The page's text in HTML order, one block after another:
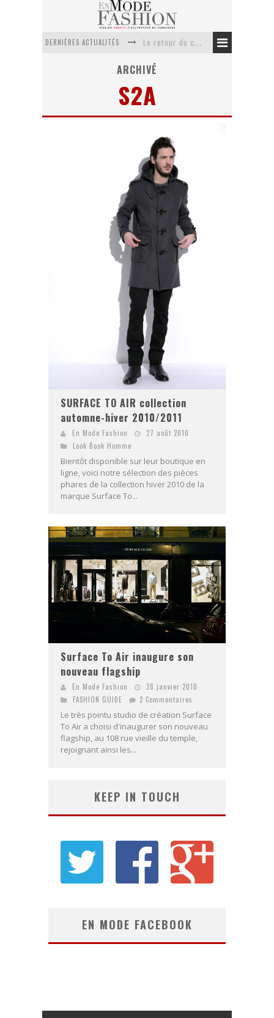
DERNIÈRES ACTUALITÉS
Le retour du cachemire version casual
ARCHIVÉ
S2A
SURFACE TO AIR collection
automne-hiver 2010/2011
En Mode Fashion
27 août 2010
Look Book Homme
Bientôt disponible sur leur boutique en
ligne, voici notre sélection des pièces
phares de la collection hiver 2010 de la
marque Surface To...
Surface To Air inaugure son
nouveau flagship
En Mode Fashion
28 janvier 2010
FASHION GUIDE
2 Commentaires
Le très pointu studio de création Surface
To Air a choisi d'inaugurer son nouveau
flagship, au 108 rue vieille du temple,
rejoignant ainsi les...
KEEP IN TOUCH
EN MODE FACEBOOK